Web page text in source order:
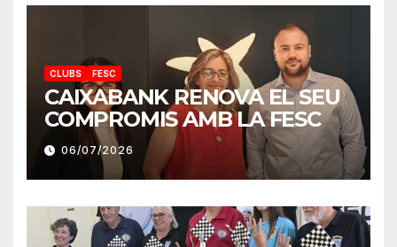
CLUBS FESC
CAIXABANK RENOVA EL SEU
COMPROMIS AMB LA FESC
06/07/2026